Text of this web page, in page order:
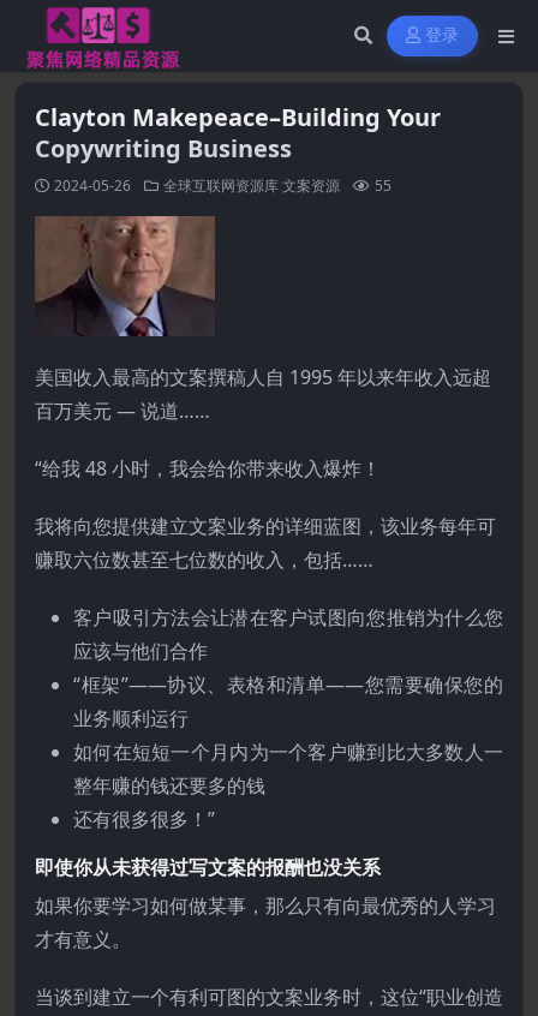
登录
Clayton Makepeace–Building Your
Copywriting Business
2024-05-26 全球互联网资源库文案资源 55
美国收入最高的文案撰稿人自 1995 年以来年收入远超
百万美元 — 说道……
“给我 48 小时，我会给你带来收入爆炸！
我将向您提供建立文案业务的详细蓝图，该业务每年可
赚取六位数甚至七位数的收入，包括……
客户吸引方法会让潜在客户试图向您推销为什么您
应该与他们合作
“框架”——协议、表格和清单——您需要确保您的
业务顺利运行
如何在短短一个月内为一个客户赚到比大多数人一
整年赚的钱还要多的钱
还有很多很多！”
即使你从未获得过写文案的报酬也没关系
如果你要学习如何做某事，那么只有向最优秀的人学习
才有意义。
当谈到建立一个有利可图的文案业务时，这位“职业创造